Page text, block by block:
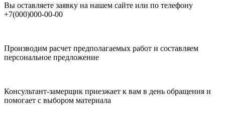
Вы оставляете заявку на нашем сайте или по телефону
+7(000)000-00-00
Производим расчет предполагаемых работ и составляем
персональное предложение
Консультант-замерщик приезжает к вам в день обращения и
помогает с выбором материала